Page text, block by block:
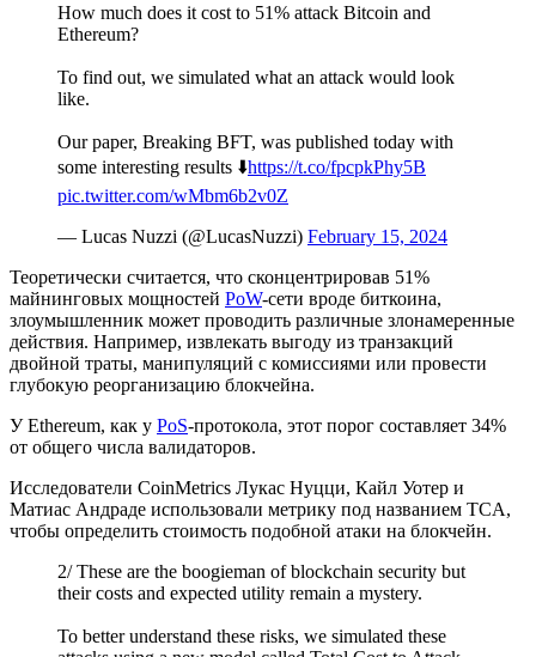
How much does it cost to 51% attack Bitcoin and
Ethereum?
To find out, we simulated what an attack would look
like.
Our paper, Breaking BFT, was published today with
some interesting results ⬇️https://t.co/fpcpkPhy5B
pic.twitter.com/wMbm6b2v0Z
— Lucas Nuzzi (@LucasNuzzi) February 15, 2024
Теоретически считается, что сконцентрировав 51%
майнинговых мощностей PoW-сети вроде биткоина,
злоумышленник может проводить различные злонамеренные
действия. Например, извлекать выгоду из транзакций
двойной траты, манипуляций с комиссиями или провести
глубокую реорганизацию блокчейна.
У Ethereum, как у PoS-протокола, этот порог составляет 34%
от общего числа валидаторов.
Исследователи CoinMetrics Лукас Нуцци, Кайл Уотер и
Матиас Андраде использовали метрику под названием TCA,
чтобы определить стоимость подобной атаки на блокчейн.
2/ These are the boogieman of blockchain security but
their costs and expected utility remain a mystery.
To better understand these risks, we simulated these